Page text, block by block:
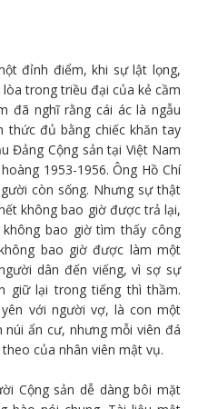
đỉnh điểm, khi sự lật lọng,
trong triều đại của kẻ cầm
đã nghĩ rằng cái ác là ngẫu
thức đủ bằng chiếc khăn tay
Đảng Cộng sản tại Việt Nam
1953-1956. Ông Hồ Chí
còn sống. Nhưng sự thật
không bao giờ được trả lại,
bao giờ tìm thấy công
bao giờ được làm một
dân đến viếng, vì sợ sự
giữ lại trong tiếng thì thầm.
với người vợ, là con một
núi ẩn cư, nhưng mỗi viên đá
của nhân viên mật vụ.
Cộng sản dễ dàng bôi mặt